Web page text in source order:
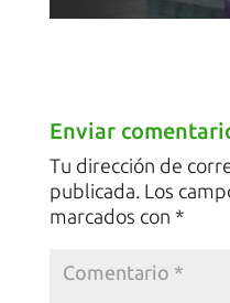
Enviar
Tu dirección de
publicada. Los
marcados con *